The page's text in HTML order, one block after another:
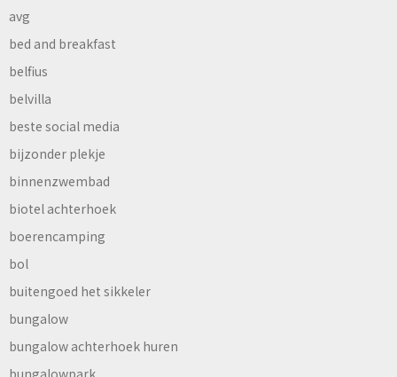
avg
bed and breakfast
belfius
belvilla
beste social media
bijzonder plekje
binnenzwembad
biotel achterhoek
boerencamping
bol
buitengoed het sikkeler
bungalow
bungalow achterhoek huren
bungalowpark